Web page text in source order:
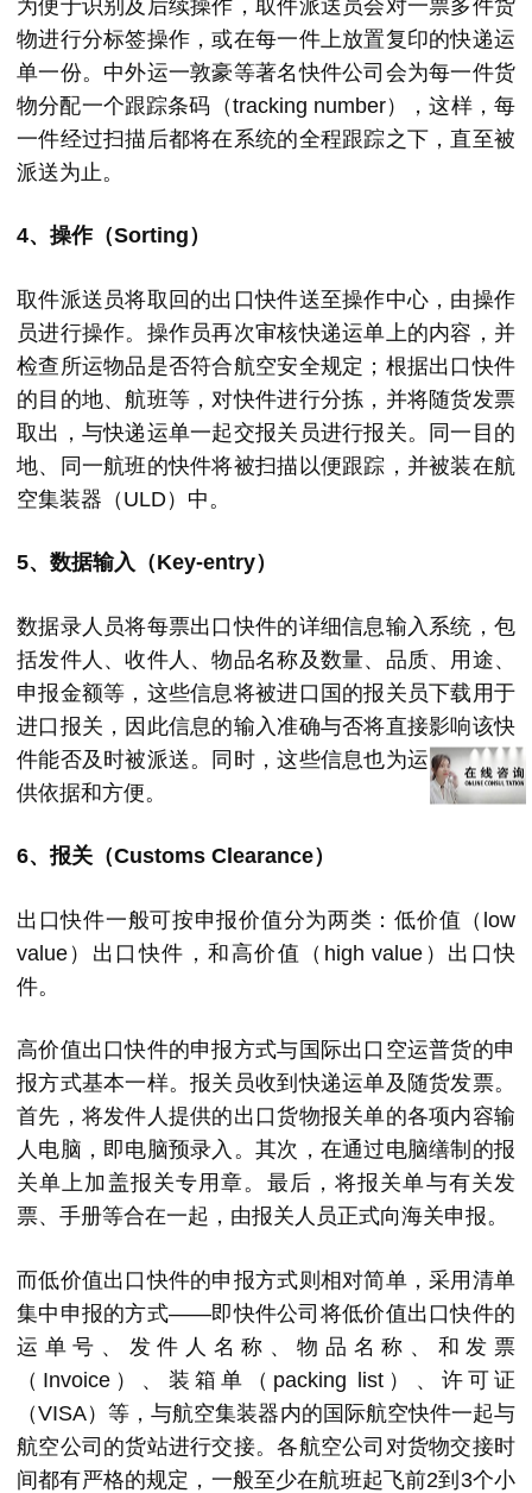
为便于识别及后续操作，取件派送员会对一票多件货
物进行分标签操作，或在每一件上放置复印的快递运
单一份。中外运一敦豪等著名快件公司会为每一件货
物分配一个跟踪条码（tracking number），这样，每
一件经过扫描后都将在系统的全程跟踪之下，直至被
派送为止。
4、操作（Sorting）
取件派送员将取回的出口快件送至操作中心，由操作
员进行操作。操作员再次审核快递运单上的内容，并
检查所运物品是否符合航空安全规定；根据出口快件
的目的地、航班等，对快件进行分拣，并将随货发票
取出，与快递运单一起交报关员进行报关。同一目的
地、同一航班的快件将被扫描以便跟踪，并被装在航
空集装器（ULD）中。
5、数据输入（Key-entry）
数据录人员将每票出口快件的详细信息输入系统，包
括发件人、收件人、物品名称及数量、品质、用途、
申报金额等，这些信息将被进口国的报关员下载用于
进口报关，因此信息的输入准确与否将直接影响该快
件能否及时被派送。同时，这些信息也为运费结算提
供依据和方便。
6、报关（Customs Clearance）
出口快件一般可按申报价值分为两类：低价值（low
value）出口快件，和高价值（high value）出口快
件。
高价值出口快件的申报方式与国际出口空运普货的申
报方式基本一样。报关员收到快递运单及随货发票。
首先，将发件人提供的出口货物报关单的各项内容输
人电脑，即电脑预录入。其次，在通过电脑缮制的报
关单上加盖报关专用章。最后，将报关单与有关发
票、手册等合在一起，由报关人员正式向海关申报。
而低价值出口快件的申报方式则相对简单，采用清单
集中申报的方式——即快件公司将低价值出口快件的
运单号、发件人名称、物品名称、和发票
（Invoice）、装箱单（packing list）、许可证
（VISA）等，与航空集装器内的国际航空快件一起与
航空公司的货站进行交接。各航空公司对货物交接时
间都有严格的规定，一般至少在航班起飞前2到3个小